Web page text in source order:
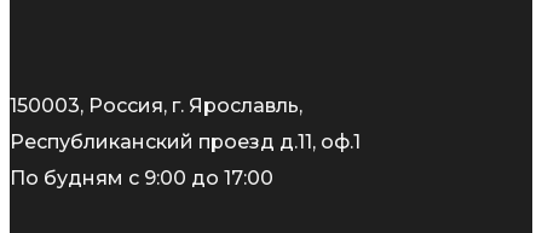
150003, Россия, г. Ярославль,
Республиканский проезд д.11, оф.1
По будням с 9:00 до 17:00